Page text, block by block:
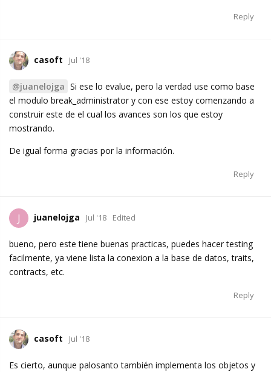
Reply
casoft Jul '18
@juanelojga Si ese lo evalue, pero la verdad use como base
el modulo break_administrator y con ese estoy comenzando a
construir este de el cual los avances son los que estoy
mostrando.
De igual forma gracias por la información.
Reply
J juanelojga Jul '18 Edited
bueno, pero este tiene buenas practicas, puedes hacer testing
facilmente, ya viene lista la conexion a la base de datos, traits,
contracts, etc.
Reply
casoft Jul '18
Es cierto, aunque palosanto también implementa los objetos y